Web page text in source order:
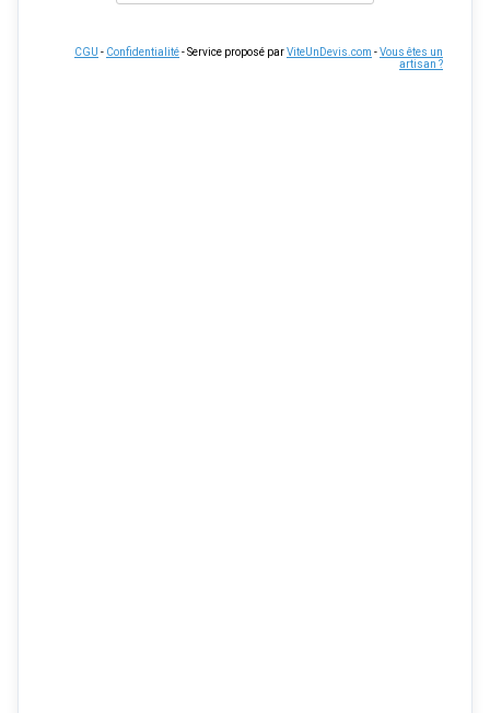
CGU - Confidentialité- Service proposé parViteUnDevis.com -Vous êtes un
artisan ?